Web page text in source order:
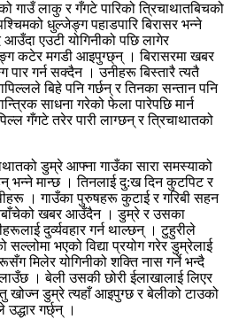
गाउँ लाकु र गँगटे पारिको त्रिचाथातबिचको
धुल्जेङ्ग पहाडपारि बिरासर भन्ने
एउटी योगिनीको पछि लागेर
कटेर मगडी आइपुग्छ्न् । बिरासरमा खबर
गर्न सक्दैन । उनीहरू बिस्तारै त्यतै
बिहे पनि गर्छन् र तिनका सन्तान पनि
साधना गरेको फेला पारेपछि मार्न
गँगटे तरेर पारी लाग्छन् र त्रिचाथातको
डुम्रे आफ्ना गाउँका सारा समस्याको
भन्ने मान्छ । तिनलाई दु:ख दिन कुटपिट र
। गाउँका पुरुषहरू कुटाई र गरिबी सहन
खबर आउँदैन । डुम्रे र उसका
दुर्व्यवहार गर्न थाल्छन् । टुहुरीले
सल्लोमा भएको विद्या प्रयोग गरेर डुम्रेलाई
मिलेर योगिनीको शक्ति नास गर्ने भन्दै
। बेली उसकी छोरी ईलाखालाई लिएर
खोज्न डुम्रे त्यहाँ आइपुग्छ र बेलीको टाउको
गर्छ्न् ।